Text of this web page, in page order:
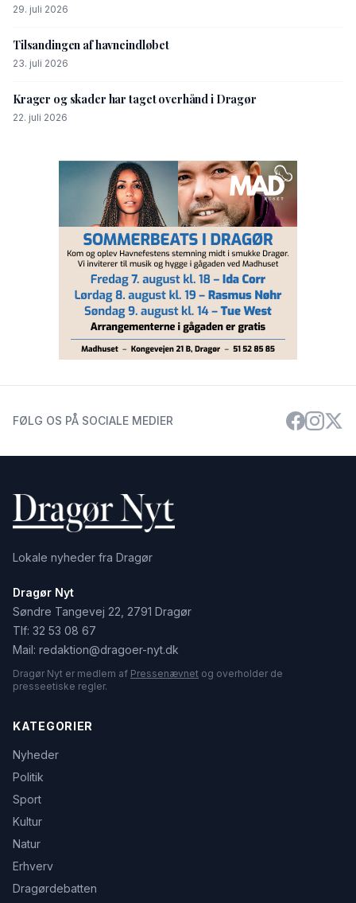
29. juli 2026
Tilsandingen af havneindløbet
23. juli 2026
Krager og skader har taget overhånd i Dragør
22. juli 2026
FØLG OS PÅ SOCIALE MEDIER
Lokale nyheder fra Dragør
Dragør Nyt
Søndre Tangevej 22, 2791 Dragør
Tlf: 32 53 08 67
Mail: redaktion@dragoer-nyt.dk
Dragør Nyt er medlem af Pressenævnet og overholder de
presseetiske regler.
KATEGORIER
Nyheder
Politik
Sport
Kultur
Natur
Erhverv
Dragørdebatten